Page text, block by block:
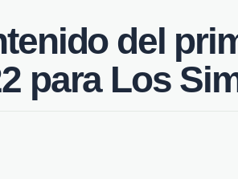
del
para Los